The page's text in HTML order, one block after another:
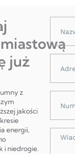
już
z
jakości
energii,
i niedrogie.
telefonu